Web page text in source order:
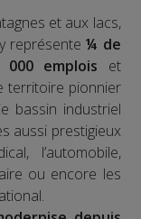
et aux lacs,
représente¼ de
emplois et
territoire pionnier
bassin industriel
aussi prestigieux
l’automobile,
ou encore les